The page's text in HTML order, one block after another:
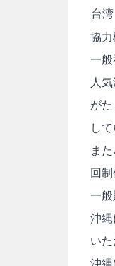
台湾
協力
一
人
が
して
また
回
一
沖縄
いた
沖縄